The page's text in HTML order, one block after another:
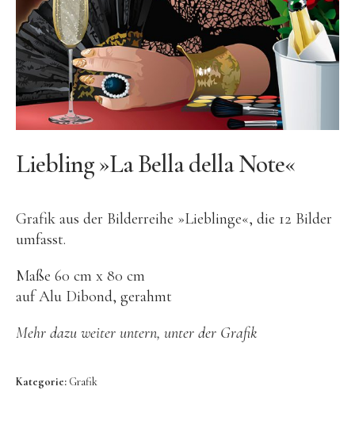
Zeichnung
Über mich
Werdegang
Video
Kontakt
Liebling »La Bella della Note«
Grafik aus der Bilderreihe »Lieblinge«, die 12 Bilder
umfasst.
Maße 60 cm x 80 cm
auf Alu Dibond, gerahmt
Mehr dazu weiter untern, unter der Grafik
Kategorie: Grafik